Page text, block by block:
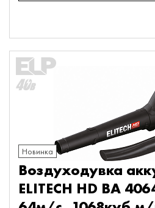
Новинка
Воздуходувка
ELITECH HD BA